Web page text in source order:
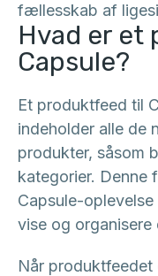
fællesskab af
Hvad er et
Capsule?
Et produktfeed til
indeholder alle de
produkter, såsom
kategorier. Denne
Capsule-
vise og
Når produktfeedet